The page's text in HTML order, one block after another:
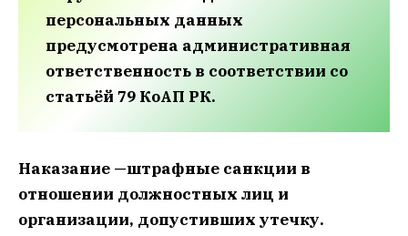
персональных данных
предусмотрена административная
ответственность в соответствии со
статьёй 79 КоАП РК.
Наказание —штрафные санкции в
отношении должностных лиц и
организации, допустивших утечку.